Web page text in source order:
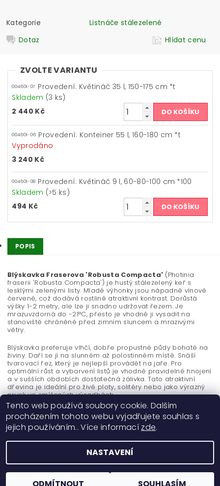
Kategorie
Listnáče stálezelené
Dotaz
Hlídat cenu
ZVOLTE VARIANTU
004601-07 Provedení: Květináč 35 l, 150-175 cm *t
Skladem (3 ks)
2 440 Kč
004601-06 Provedení: Konteiner 55 l, 160-180 cm *t
Vyprodáno
3 240 Kč
004601-08 Provedení: Květináč 9 l, 60-80-100 cm *100
Skladem (>5 ks)
494 Kč
POPIS
Blýskavka Fraserova 'Robusta Compacta' (Photinia
fraserii 'Robusta Compacta') je hustý stálezelený keř s
lesklými zelenými listy. Mladé výhonky jsou nápadně vínově
červené, což dodává rostlině atraktivní kontrast. Dorůstá
výšky 1-2 metry, ale lze ji snadno udržovat řezem. Je
mrazuvzdorná do -21°C, přesto je vhodné ji vysadit na
stanoviště chráněné před zimním sluncem a mrazivými
větry.
Blýskavka preferuje vlhčí, dobře propustné půdy bohaté na
živiny. Daří se jí na slunném až polostinném místě. Snáší
tvarovací řez, který je nejlepší provádět na jaře. Pro
optimální růst a vybarvení listů je vhodné pravidelné hnojení
a v sušších obdobích dostatečná zálivka. Tato atraktivní
dřevina je ideální pro živé ploty, solitéry nebo jako výrazný
prvek ve smíšených výsadbách.
2026 ©Okrasné dřeviny Ing. Milan Žižka, všechna práva vyhrazena
Vytvořil Shoptet
Tento web používá soubory cookie. Dalším
procházením tohoto webu vyjadřujete souhlas s
jejich používáním.. Více informací zde.
NASTAVENÍ